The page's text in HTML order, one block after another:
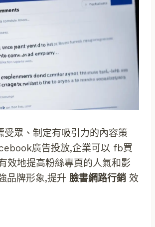
受眾、制定有吸引力的內容策
廣告投放,企業可以 fb買
效地提高粉絲專頁的人氣和影
品牌形象,提升 臉書網路行銷 效